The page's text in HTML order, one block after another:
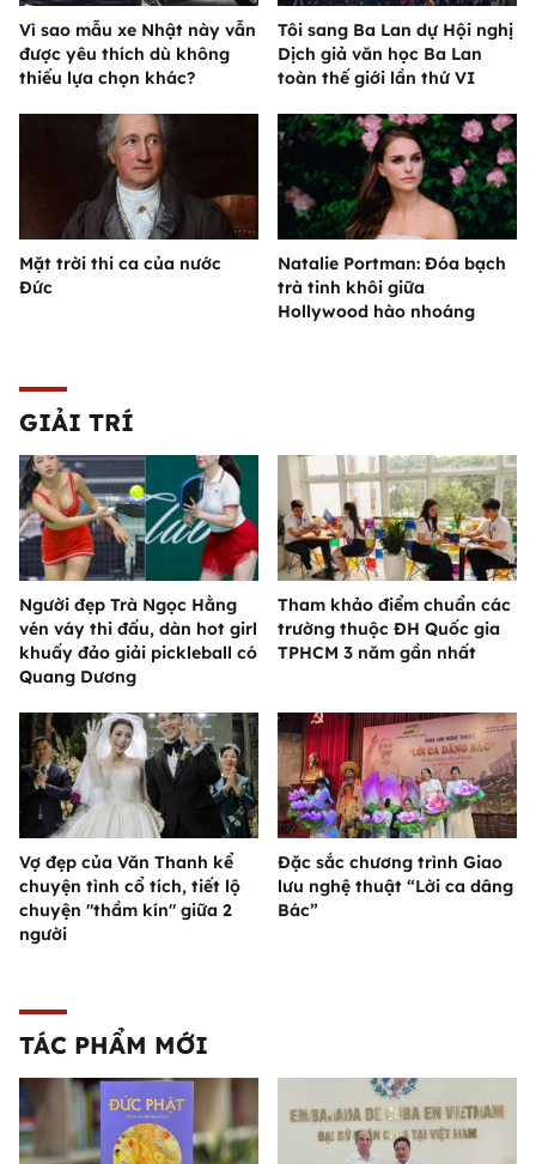
Vì sao mẫu xe Nhật này vẫn
được yêu thích dù không
thiếu lựa chọn khác?
Tôi sang Ba Lan dự Hội nghị
Dịch giả văn học Ba Lan
toàn thế giới lần thứ VI
Mặt trời thi ca của nước
Đức
Natalie Portman: Đóa bạch
trà tinh khôi giữa
Hollywood hào nhoáng
GIẢI TRÍ
Người đẹp Trà Ngọc Hằng
vén váy thi đấu, dàn hot girl
khuấy đảo giải pickleball có
Quang Dương
Tham khảo điểm chuẩn các
trường thuộc ĐH Quốc gia
TPHCM 3 năm gần nhất
Vợ đẹp của Văn Thanh kể
chuyện tình cổ tích, tiết lộ
chuyện "thầm kín" giữa 2
người
Đặc sắc chương trình Giao
lưu nghệ thuật “Lời ca dâng
Bác”
TÁC PHẨM MỚI